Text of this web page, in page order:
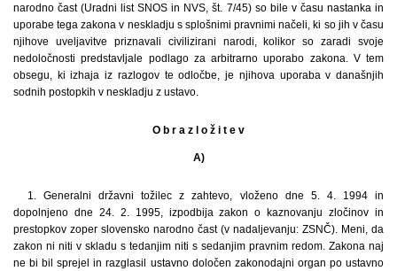
narodno čast (Uradni list SNOS in NVS, št. 7/45) so bile v času nastanka in
uporabe tega zakona v neskladju s splošnimi pravnimi načeli, ki so jih v času
njihove uveljavitve priznavali civilizirani narodi, kolikor so zaradi svoje
nedoločnosti predstavljale podlago za arbitrarno uporabo zakona. V tem
obsegu, ki izhaja iz razlogov te odločbe, je njihova uporaba v današnjih
sodnih postopkih v neskladju z ustavo.
O b r a z l o ž i t e v
A)
1. Generalni državni tožilec z zahtevo, vloženo dne 5. 4. 1994 in
dopolnjeno dne 24. 2. 1995, izpodbija zakon o kaznovanju zločinov in
prestopkov zoper slovensko narodno čast (v nadaljevanju: ZSNČ). Meni, da
zakon ni niti v skladu s tedanjim niti s sedanjim pravnim redom. Zakona naj
ne bi bil sprejel in razglasil ustavno določen zakonodajni organ po ustavno